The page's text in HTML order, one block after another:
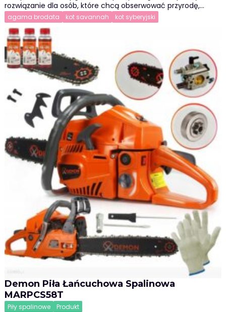
rozwiązanie dla osób, które chcą obserwować przyrodę,…
agama brodata kot savannah kot syberyjski
Demon Piła Łańcuchowa Spalinowa
MARPCS58T
Piły spalinowe Produkt